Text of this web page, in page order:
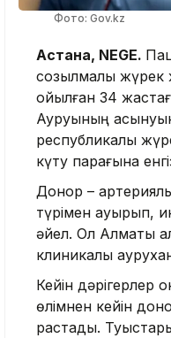
Фото: Gov.kz
Астана, NEGE.
созылмалы жүрек
қойылған 34
Ауруының
республикалық
күту парағына
Донор –
түрімен ауырып,
әйел. Ол Алматы
клиникалық
Кейін дәрігерлер
өлімнен кейін
растады.